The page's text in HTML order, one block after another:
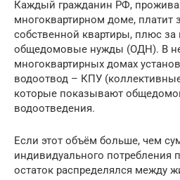
Каждый гражданин РФ,
многоквартирном доме, платит
собственной квартиры, плюс за
общедомовые нужды (ОДН). В
многоквартирных домах
водоотвод – КПУ
которые показывают
водоотведения.
Если этот объём больше, чем
индивидуального потребления
остаток распределялся между